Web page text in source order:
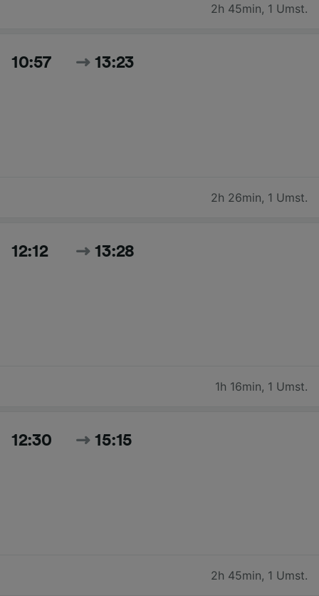
2h 45min, 1 Umst.
10:57 13:23
2h 26min, 1 Umst.
12:12 13:28
1h 16min, 1 Umst.
12:30 15:15
2h 45min, 1 Umst.